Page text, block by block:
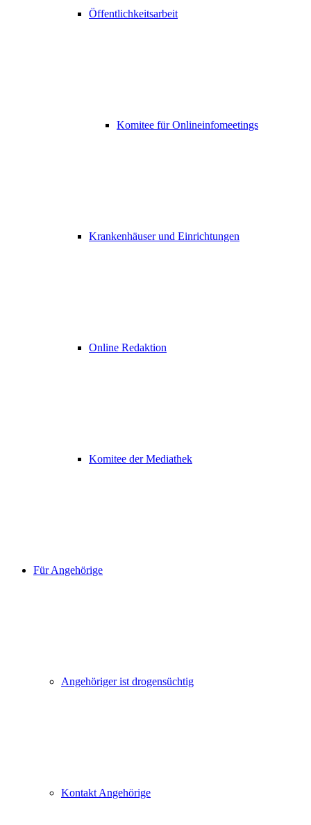
Öffentlichkeitsarbeit
Komitee für Onlineinfomeetings
Krankenhäuser und Einrichtungen
Online Redaktion
Komitee der Mediathek
Für Angehörige
Angehöriger ist drogensüchtig
Kontakt Angehörige